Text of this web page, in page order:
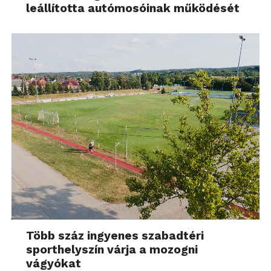
leállította autómosóinak működését
Több száz ingyenes szabadtéri
sporthelyszín várja a mozogni
vágyókat